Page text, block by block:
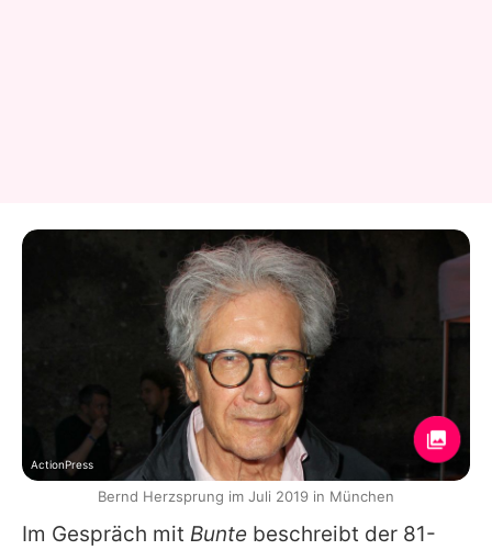
Im Gespräch mit Bunte beschreibt der 81-
ActionPress
Bernd Herzsprung im Juli 2019 in München